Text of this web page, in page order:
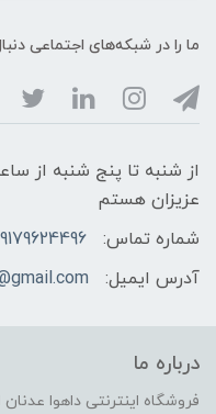
ما را در شبکه‌های اجتماعی
عزیزان هستم
شماره تماس:
آدرس ایمیل:
درباره ما